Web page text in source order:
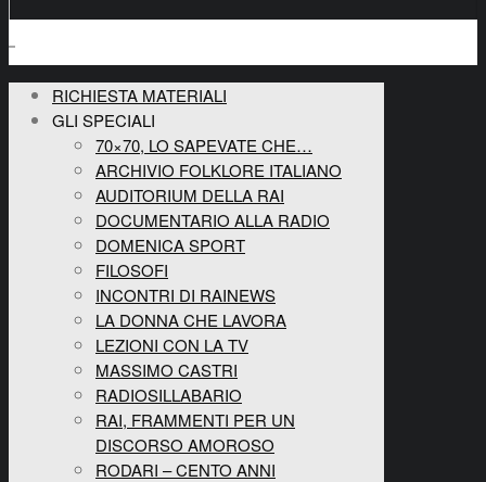
RICHIESTA MATERIALI
GLI SPECIALI
70×70, LO SAPEVATE CHE…
ARCHIVIO FOLKLORE ITALIANO
AUDITORIUM DELLA RAI
DOCUMENTARIO ALLA RADIO
DOMENICA SPORT
FILOSOFI
INCONTRI DI RAINEWS
LA DONNA CHE LAVORA
LEZIONI CON LA TV
MASSIMO CASTRI
RADIOSILLABARIO
RAI, FRAMMENTI PER UN
DISCORSO AMOROSO
RODARI – CENTO ANNI